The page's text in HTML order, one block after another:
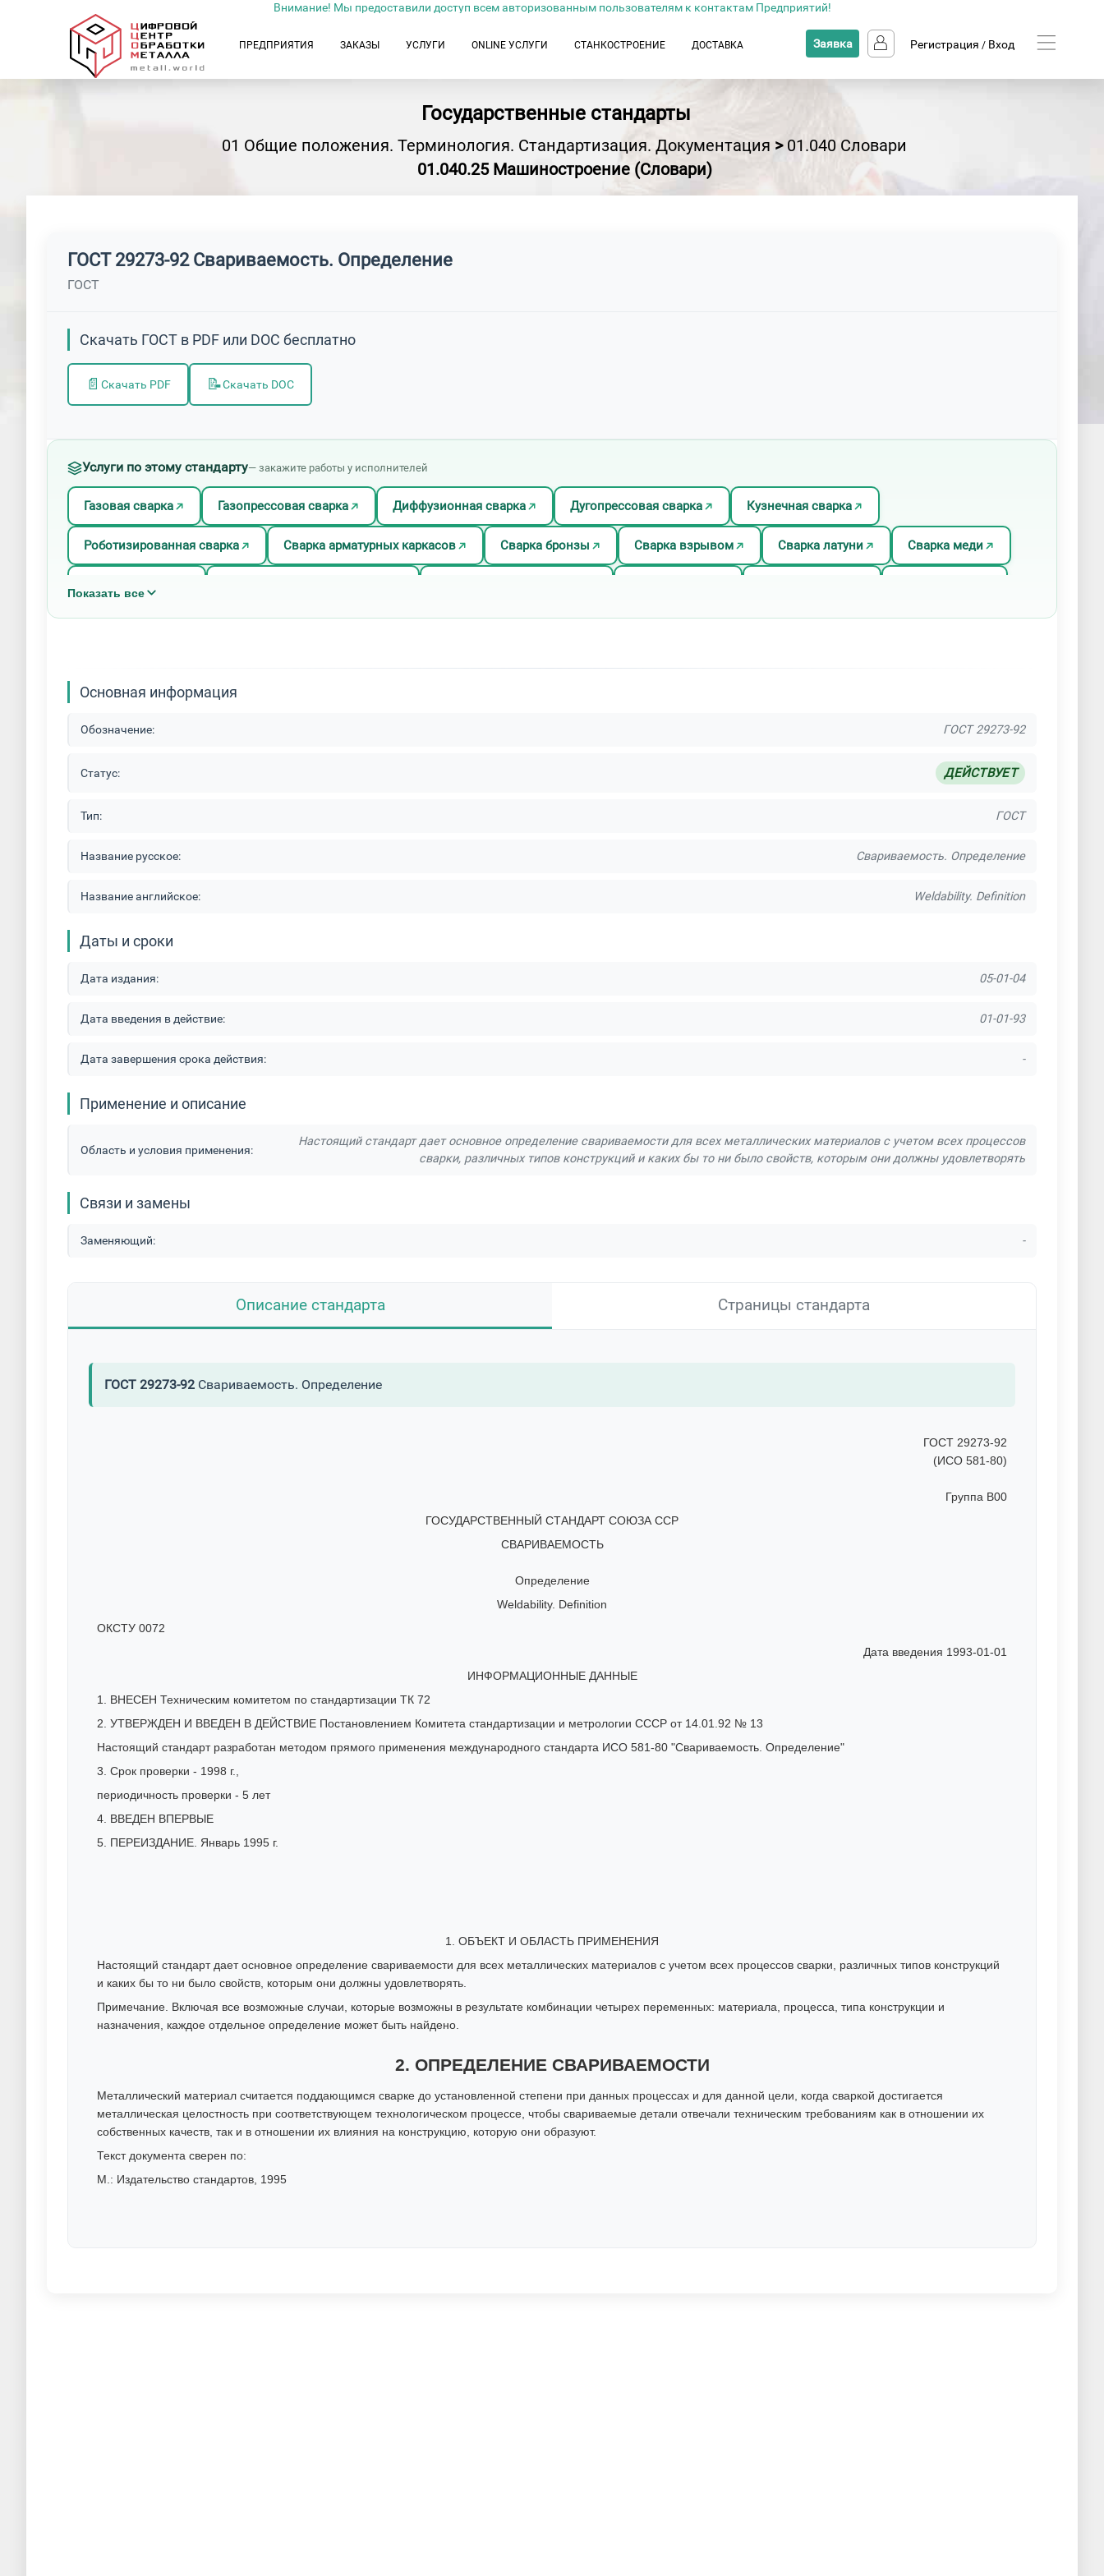
Внимание! Мы предоставили доступ всем авторизованным пользователям к контактам Предприятий!
ПРЕДПРИЯТИЯ ЗАКАЗЫ УСЛУГИ ONLINE УСЛУГИ СТАНКОСТРОЕНИЕ ДОСТАВКА Заявка Регистрация / Вход
Государственные стандарты
01 Общие положения. Терминология. Стандартизация. Документация > 01.040 Словари
01.040.25 Машиностроение (Словари)
ГОСТ 29273-92 Свариваемость. Определение
ГОСТ
Скачать ГОСТ в PDF или DOC бесплатно
📄 Скачать PDF 📝Скачать DOC
Услуги по этому стандарту— закажите работы у исполнителей
Газовая сварка Газопрессовая сварка Диффузионная сварка Дугопрессовая сварка Кузнечная сварка
Роботизированная сварка Сварка арматурных каркасов Сварка бронзы Сварка взрывом Сварка латуни Сварка меди
Показать все
Основная информация
Обозначение: ГОСТ 29273-92
Статус: ДЕЙСТВУЕТ
Тип: ГОСТ
Название русское: Свариваемость. Определение
Название английское: Weldability. Definition
Даты и сроки
Дата издания: 05-01-04
Дата введения в действие: 01-01-93
Дата завершения срока действия: -
Применение и описание
Область и условия применения:
Настоящий стандарт дает основное определение свариваемости для всех металлических материалов с учетом всех процессов
сварки, различных типов конструкций и каких бы то ни было свойств, которым они должны удовлетворять
Связи и замены
Заменяющий: -
Описание стандарта Страницы стандарта
ГОСТ 29273-92 Свариваемость. Определение